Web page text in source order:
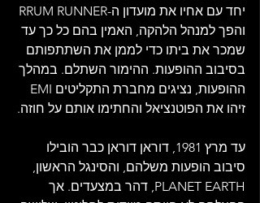
והפך למנהל הלהקה, האמין בהם כל כך עד
שמכר את ביתו כדי לממן את השתתפותם
בסיבוב ההופעות. ההימור השתלם. במהלך
זיהו את הפוטנציאל והחתימו אותם על חוזה.
עד מרץ 1981, דוראן דוראן כבר הובילו
סיבוב הופעות משלהם, והסינגל הראשון,
PLANET EARTH, דהר במצעדים. אך